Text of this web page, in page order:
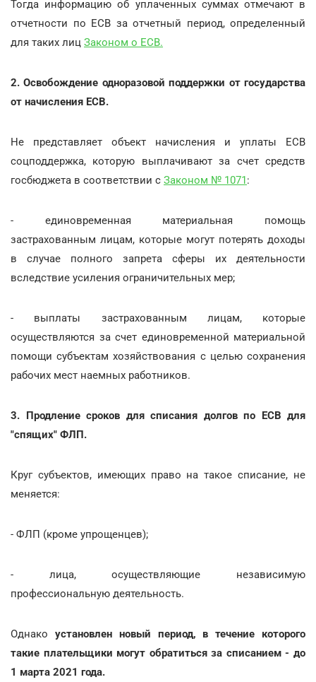
Тогда информацию об уплаченных суммах отмечают в
отчетности по ЕСВ за отчетный период, определенный
для таких лиц Законом о ЕСВ.
2. Освобождение одноразовой поддержки от государства
от начисления ЕСВ.
Не представляет объект начисления и уплаты ЕСВ
соцподдержка, которую выплачивают за счет средств
госбюджета в соответствии с Законом № 1071:
- единовременная материальная помощь
застрахованным лицам, которые могут потерять доходы
в случае полного запрета сферы их деятельности
вследствие усиления ограничительных мер;
- выплаты застрахованным лицам, которые
осуществляются за счет единовременной материальной
помощи субъектам хозяйствования с целью сохранения
рабочих мест наемных работников.
3. Продление сроков для списания долгов по ЕСВ для
"спящих" ФЛП.
Круг субъектов, имеющих право на такое списание, не
меняется:
- ФЛП (кроме упрощенцев);
- лица, осуществляющие независимую
профессиональную деятельность.
Однако установлен новый период, в течение которого
такие плательщики могут обратиться за списанием - до
1 марта 2021 года.